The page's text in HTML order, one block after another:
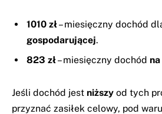
1010 zł– miesięczny dochód
gospodarującej.
823 zł– miesięczny dochód
Jeśli dochód jest niższy od tych
przyznać zasiłek celowy, pod